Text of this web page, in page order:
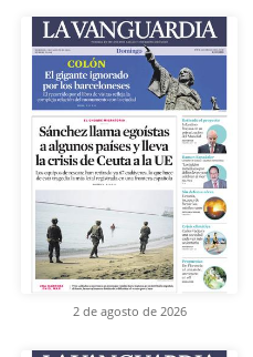
2 de agosto de 2026